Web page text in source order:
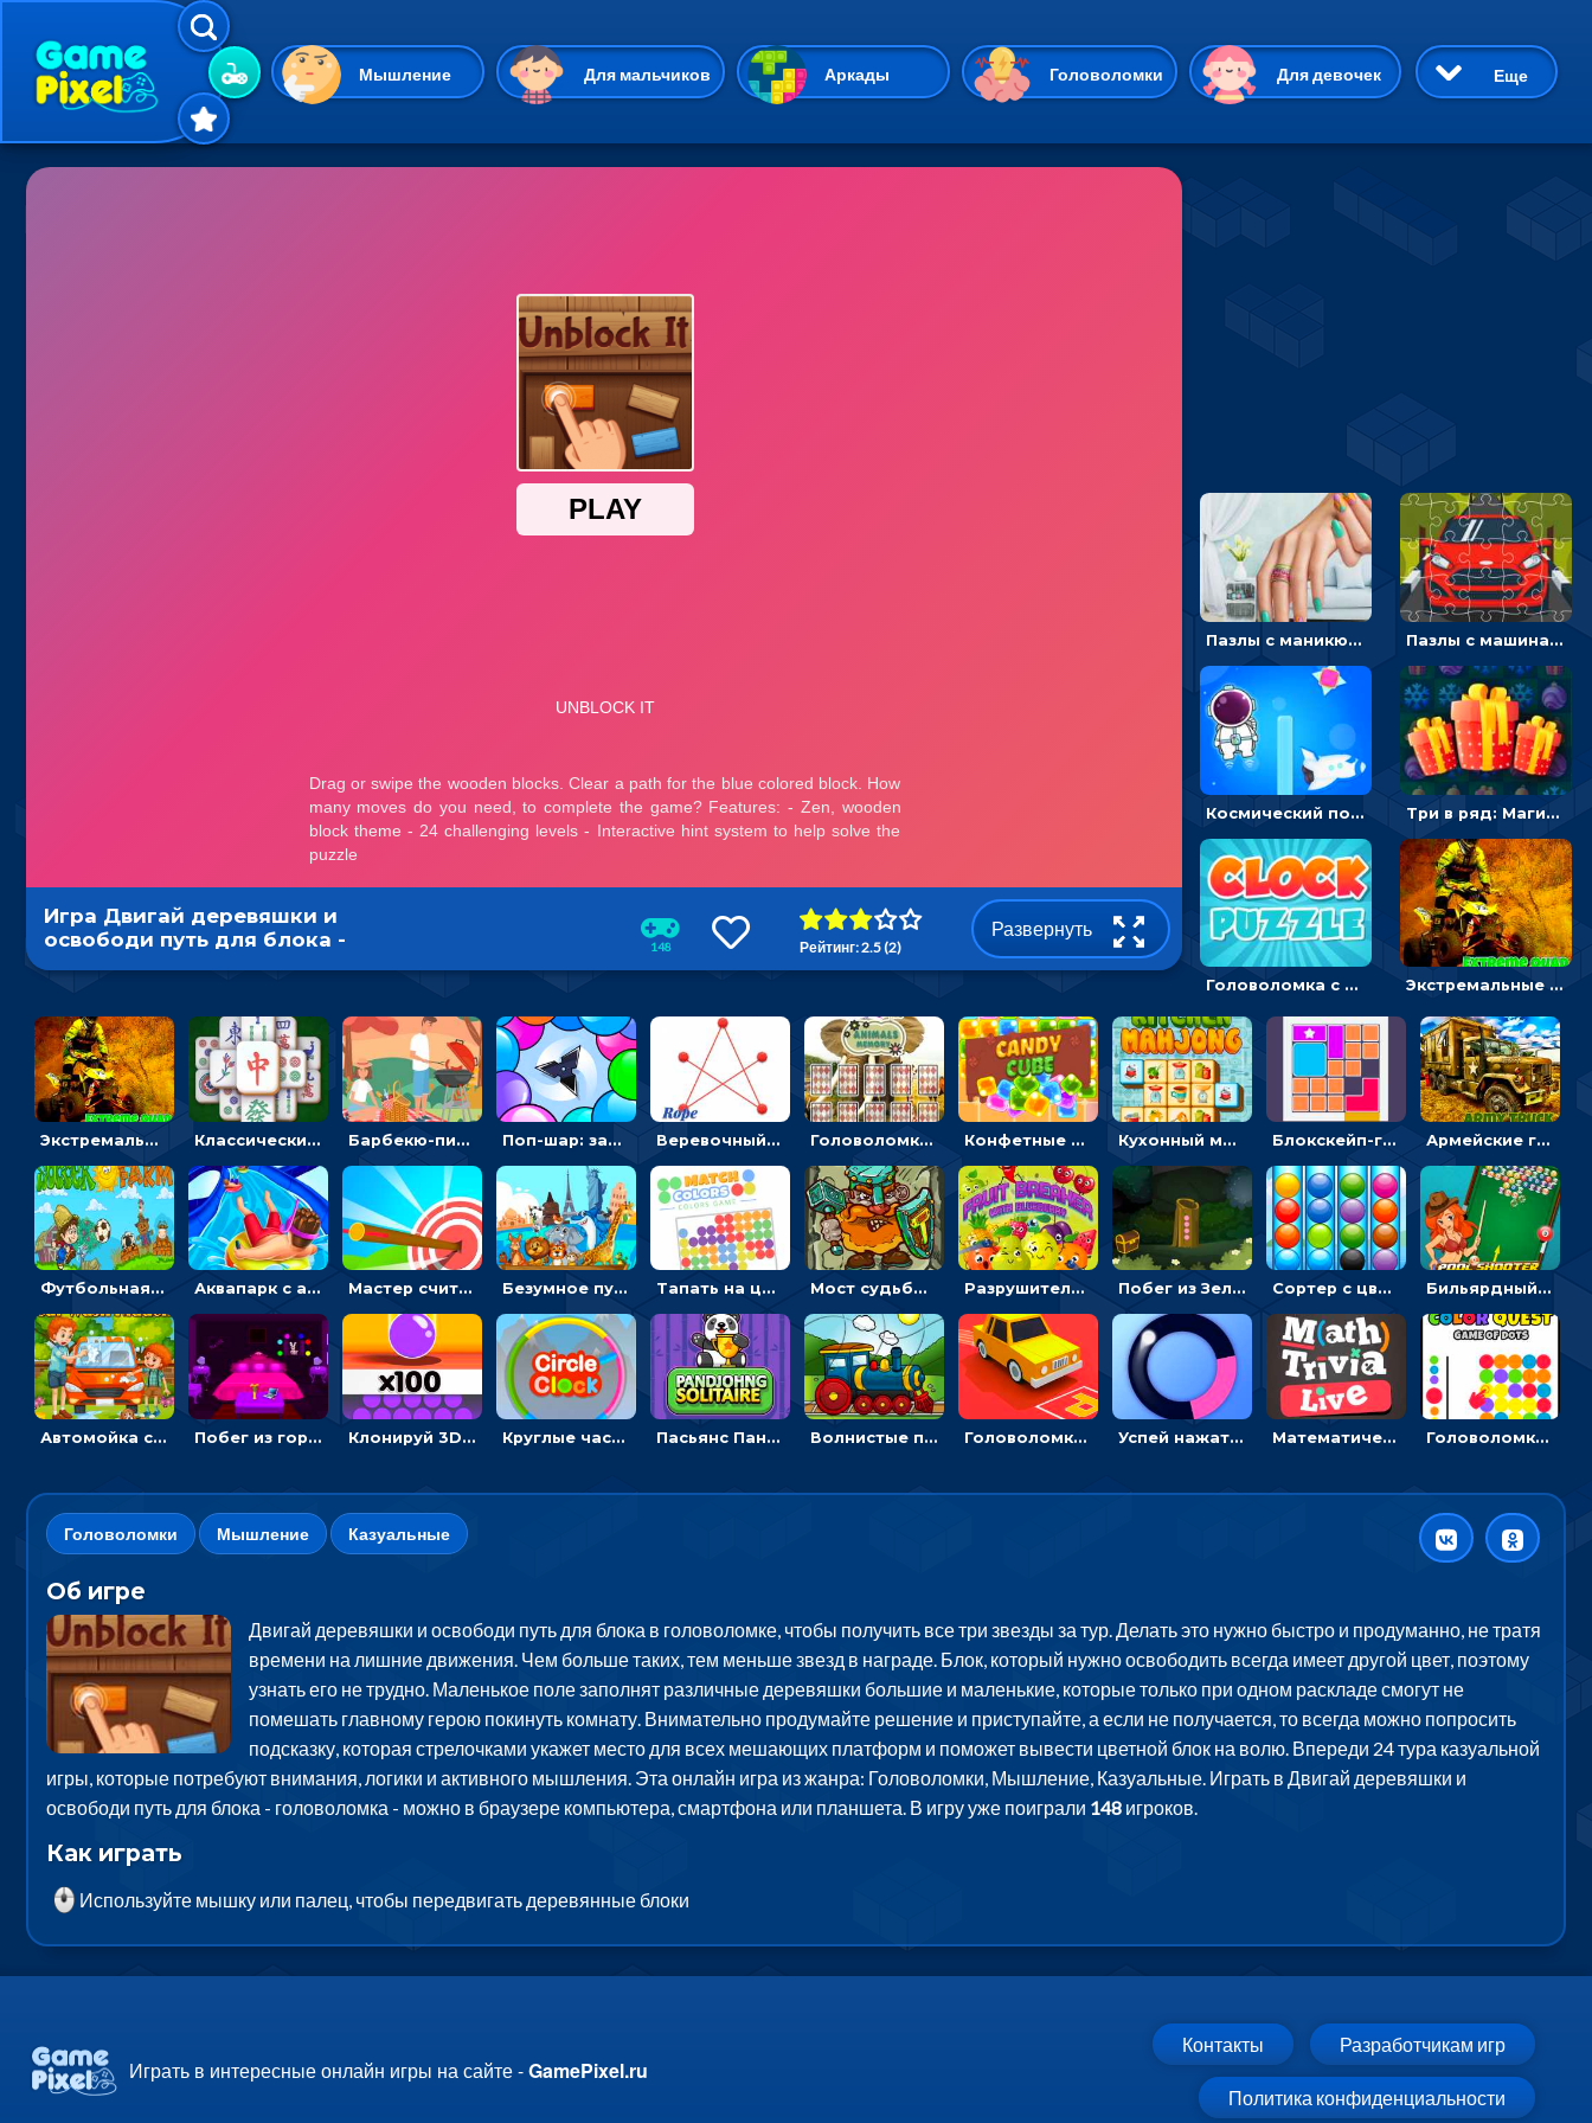
Мышление Для мальчиков Аркады Головоломки Для девочек
Гиперказуальные Казуальные Веселые 3D Приключения
Симуляторы
Пасьянс
Еще
Пазлы с маникюром: собери идеальный рисунок для ногтей Пазлы с машинами Форд: собирать картинки и открывать новые
Космический побег: двигать космонавта, чтобы попасть к кораблю Три в ряд: Магические рождественские драгоценности
Головоломка с часами для детей: читать время по циферблату Экстремальные пазлы с квадроциклами: собирать крутые тачки
Игра Двигай деревяшки и
освободи путь для блока -
головоломка
148 Рейтинг: 2.5 (2)
Развернуть
Экстремальные пазлы с квадроциклами: собирать крутые тачки Классический маджонг на время: находить пары одинаковых плиток, чтобы расчищать поле Барбекю-пикник: искать скрытые предметы на картинках - головоломка Поп-шар: запускать колючку, чтобы лопать воздушные шарики Веревочный мастер: двигай узелки и развязывай их Головоломка с животными: переворачивать карточки, чтобы находить пару Конфетные кубики: двигать сладости в сторону, чтобы стрелять по целям Кухонный маджонг: соединять пары посуды и расчищать поле Блокскейп-головоломка: двигать блоки, чтобы достать элемент со звездой Армейские грузовики в пазлах: собери военную машину
Футбольная ферма: бей по мячу, чтобы забивать в ворота и ловить звезды Аквапарк с акулами: жми, чтобы лететь к финишу по волнам Мастер считать стрелы: увеличивать запас, чтобы поразить больше целей Безумное путешествие друзей по миру: собирать пазлы из фото с животными Тапать на цветные точки, чтобы взрывать одинаковые - три в ряд Мост судьбы: прыгать по платформам и бить молотом орков Разрушитель фруктов: стрелять ягодами по ананасам Побег из Зеленого парка: решай ребусы, чтобы выбраться на свободу Сортер с цветными шариками: размещать в колбах по цвету Бильярдный пул: стрелять шариками, чтобы взрывать одинаковые
Автомойка со скрытыми звездами: ищи на время Побег из горной деревни: решай головоломки, чтобы открыть ворота Клонируй 3D шарики и сливай их в воронку Круглые часы: ловить цветную стрелку в одинаковом участке циферблата Пасьянс Панджонг: собирать карты по порядку, чтобы очистить поле Волнистые пазлы с транспортом: собирай картинку из частей Головоломка Парк-стоянка: рисовать линии, чтобы парковать машины Успей нажать: кликай, чтобы попасть в цветной сектор круга Математическая викторина мультиплеер: решать примеры на время Головоломка Цветной квест: тапай по цветным точкам и перекрашивай поле
Головоломки Мышление Казуальные
Об игре
Двигай деревяшки и освободи путь для блока в головоломке, чтобы получить все три звезды за тур. Делать это нужно быстро и продуманно, не тратя
времени на лишние движения. Чем больше таких, тем меньше звезд в награде. Блок, который нужно освободить всегда имеет другой цвет, поэтому
узнать его не трудно. Маленькое поле заполнят различные деревяшки большие и маленькие, которые только при одном раскладе смогут не
помешать главному герою покинуть комнату. Внимательно продумайте решение и приступайте, а если не получается, то всегда можно попросить
подсказку, которая стрелочками укажет место для всех мешающих платформ и поможет вывести цветной блок на волю. Впереди 24 тура казуальной
игры, которые потребуют внимания, логики и активного мышления. Эта онлайн игра из жанра: Головоломки, Мышление, Казуальные. Играть в Двигай деревяшки и
освободи путь для блока - головоломка - можно в браузере компьютера, смартфона или планшета. В игру уже поиграли 148игроков.
Как играть
Используйте мышку или палец, чтобы передвигать деревянные блоки
Играть в интересные онлайн игры на сайте -GamePixel.ru
Контакты Разработчикам игр
Политика конфиденциальности